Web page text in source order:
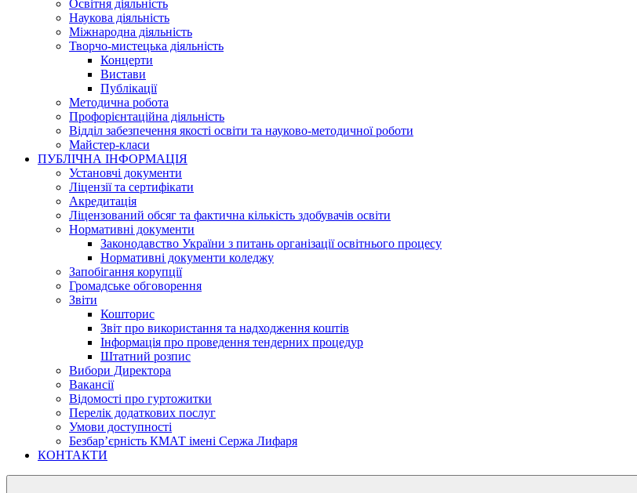
Освітня діяльність
Наукова діяльність
Міжнародна діяльність
Творчо-мистецька діяльність
Концерти
Вистави
Публікації
Методична робота
Профорієнтаційна діяльність
Відділ забезпечення якості освіти та науково-методичної роботи
Майстер-класи
ПУБЛІЧНА ІНФОРМАЦІЯ
Установчі документи
Ліцензії та сертифікати
Акредитація
Ліцензований обсяг та фактична кількість здобувачів освіти
Нормативні документи
Законодавство України з питань організації освітнього процесу
Нормативні документи коледжу
Запобігання корупції
Громадське обговорення
Звіти
Кошторис
Звіт про використання та надходження коштів
Інформація про проведення тендерних процедур
Штатний розпис
Вибори Директора
Вакансії
Відомості про гуртожитки
Перелік додаткових послуг
Умови доступності
Безбар’єрність КМАТ імені Сержа Лифаря
КОНТАКТИ